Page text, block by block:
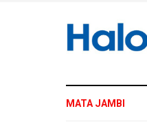
MATA JAMBI